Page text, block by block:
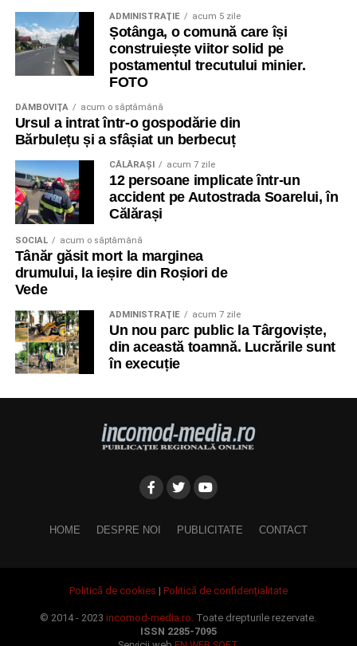
ADMINISTRAŢIE acum 5 zile
Șotânga, o comună care își
construiește viitor solid pe
postamentul trecutului minier.
FOTO
DÂMBOVIŢA acum o săptămână
Ursul a intrat într-o gospodărie din
Bărbulețu și a sfâșiat un berbecuț
CĂLĂRAŞI acum 7 zile
12 persoane implicate într-un
accident pe Autostrada Soarelui, în
Călărași
SOCIAL acum o săptămână
Tânăr găsit mort la marginea
drumului, la ieșire din Roșiori de
Vede
ADMINISTRAŢIE acum 7 zile
Un nou parc public la Târgoviște,
din această toamnă. Lucrările sunt
în execuție
HOME DESPRE NOI PUBLICITATE CONTACT
Politică de cookies | Politică de confidențialitate
© 2014 - 2023incomod-media.ro. Toate drepturile rezervate.
ISSN 2285-7095